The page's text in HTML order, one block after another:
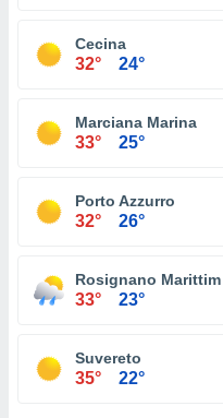
Cecina
32° 24°
Marciana Marina
33° 25°
Porto Azzurro
32° 26°
Rosignano Marittimo
33° 23°
Suvereto
35° 22°